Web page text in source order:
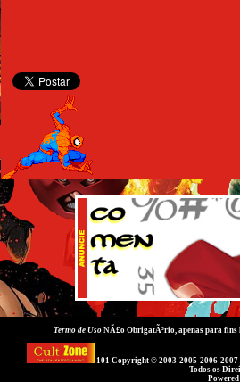
Termo de UsoNÃ£o ObrigatÃ³rio, apenas para
101 Copyright © 2003-2005-2006-
Todos os